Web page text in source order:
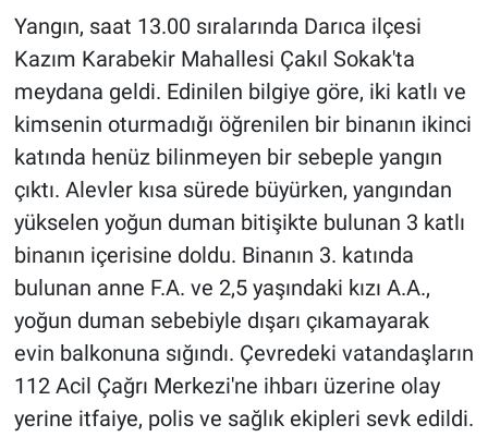
Yangın, saat 13.00 sıralarında Darıca ilçesi
Kazım Karabekir Mahallesi Çakıl Sokak'ta
meydana geldi. Edinilen bilgiye göre, iki katlı ve
kimsenin oturmadığı öğrenilen bir binanın ikinci
katında henüz bilinmeyen bir sebeple yangın
çıktı. Alevler kısa sürede büyürken, yangından
yükselen yoğun duman bitişikte bulunan 3 katlı
binanın içerisine doldu. Binanın 3. katında
bulunan anne F.A. ve 2,5 yaşındaki kızı A.A.,
yoğun duman sebebiyle dışarı çıkamayarak
evin balkonuna sığındı. Çevredeki vatandaşların
112 Acil Çağrı Merkezi'ne ihbarı üzerine olay
yerine itfaiye, polis ve sağlık ekipleri sevk edildi.